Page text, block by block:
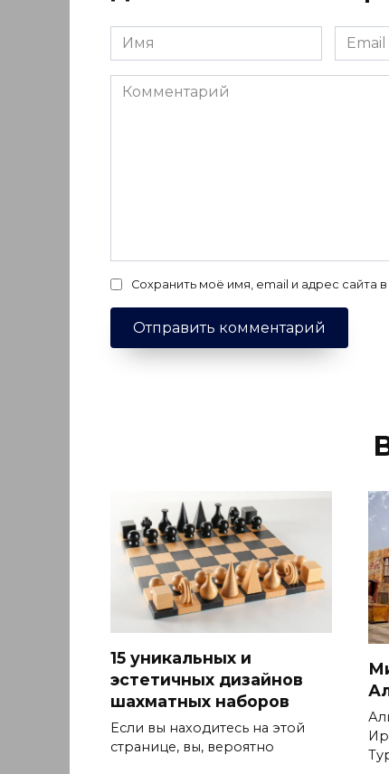
Имя
*
Email
*
Комментарий
Сохранить моё имя, email и адрес сайта
15 уникальных и
эстетичных дизайнов
шахматных наборов
Если вы находитесь на этой
странице, вы, вероятно